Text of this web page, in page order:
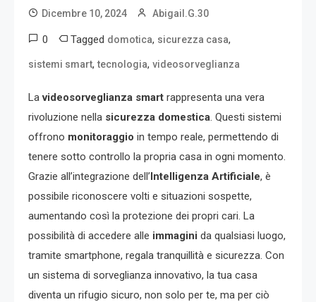
Dicembre 10, 2024 Abigail.G.30
0 Tagged domotica, sicurezza casa,
sistemi smart,tecnologia, videosorveglianza
Lavideosorveglianza smart rappresenta una vera
rivoluzione nella sicurezza domestica . Questi sistemi
offrono monitoraggio in tempo reale, permettendo di
tenere sotto controllo la propria casa in ogni momento.
Grazie all’integrazione dell’Intelligenza Artificiale, è
possibile riconoscere volti e situazioni sospette,
aumentando così la protezione dei propri cari. La
possibilità di accedere alle immagini da qualsiasi luogo,
tramite smartphone, regala tranquillità e sicurezza. Con
un sistema di sorveglianza innovativo, la tua casa
diventa un rifugio sicuro, non solo per te, ma per ciò